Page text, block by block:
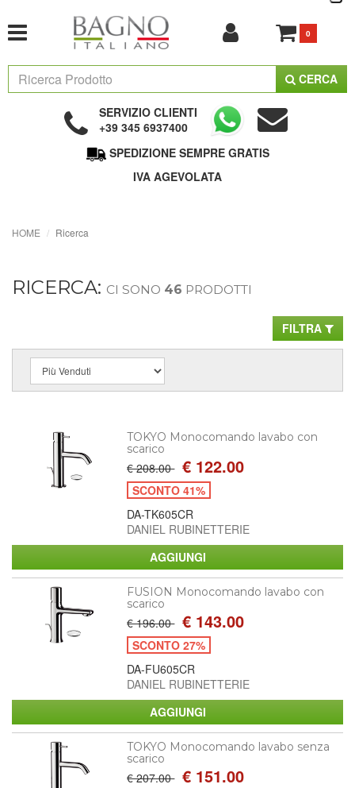
0
CERCA
SERVIZIO CLIENTI
+39 345 6937400
SPEDIZIONE SEMPRE GRATIS
IVA AGEVOLATA
HOME Ricerca
RICERCA: CI SONO 46 PRODOTTI
FILTRA
TOKYO Monocomando lavabo con
scarico
€ 208.00 € 122.00
SCONTO 41%
DA-TK605CR
DANIEL RUBINETTERIE
FUSION Monocomando lavabo con
scarico
€ 196.00 € 143.00
SCONTO 27%
DA-FU605CR
DANIEL RUBINETTERIE
TOKYO Monocomando lavabo senza
scarico
€ 207.00 € 151.00